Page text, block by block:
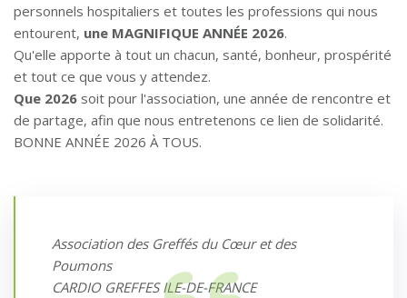
personnels hospitaliers et toutes les professions qui nous
entourent, une MAGNIFIQUE ANNÉE 2026.
Qu'elle apporte à tout un chacun, santé, bonheur, prospérité
et tout ce que vous y attendez.
Que 2026 soit pour l'association, une année de rencontre et
de partage, afin que nous entretenons ce lien de solidarité.
BONNE ANNÉE 2026 À TOUS.
Association des Greffés du Cœur et des
Poumons
CARDIO GREFFES ILE-DE-FRANCE